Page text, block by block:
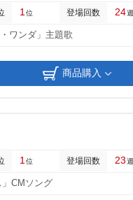
1 位 登場回数 24週
ワンダ」主題歌
商品購入
1 位 登場回数 23週
CMソング